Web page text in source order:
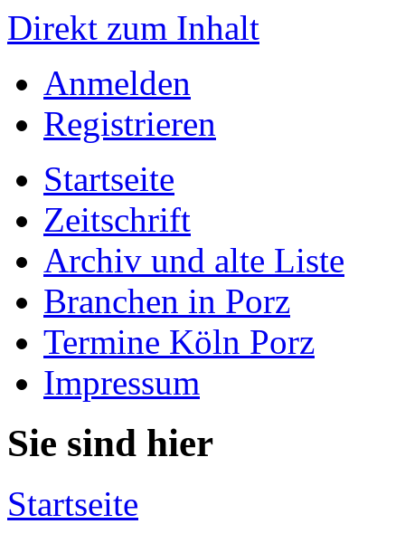
Direkt zum Inhalt
Anmelden
Registrieren
Startseite
Zeitschrift
Archiv und alte Liste
Branchen in Porz
Termine Köln Porz
Impressum
Sie sind hier
Startseite